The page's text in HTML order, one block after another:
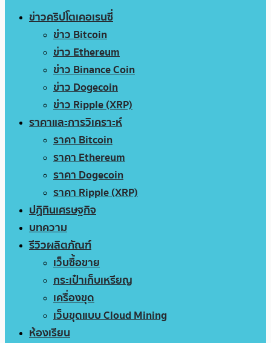
ข่าวคริปโตเคอเรนซี่
ข่าว Bitcoin
ข่าว Ethereum
ข่าว Binance Coin
ข่าว Dogecoin
ข่าว Ripple (XRP)
ราคาและการวิเคราะห์
ราคา Bitcoin
ราคา Ethereum
ราคา Dogecoin
ราคา Ripple (XRP)
ปฏิทินเศรษฐกิจ
บทความ
รีวิวผลิตภัณฑ์
เว็บซื้อขาย
กระเป๋าเก็บเหรียญ
เครื่องขุด
เว็บขุดแบบ Cloud Mining
ห้องเรียน